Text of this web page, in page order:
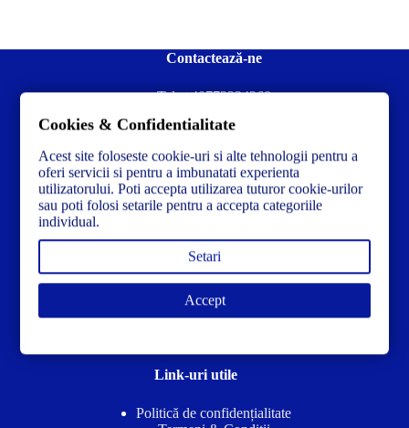
Contactează-ne
Tel:+40772234268
Ai nevoie de ajutor sau ai întrebări?
Contacteză-ne la:✉️contact@concrete-forma.com
Str. Dacia Nr 12 Ineu, Arad 315300 Romania
Link-uri utile
Politică de confidențialitate
Cookies & Confidentialitate
Acest site foloseste cookie-uri si alte tehnologii pentru a
oferi servicii si pentru a imbunatati experienta
utilizatorului. Poti accepta utilizarea tuturor cookie-urilor
sau poti folosi setarile pentru a accepta categoriile
individual.
Setari
Accept